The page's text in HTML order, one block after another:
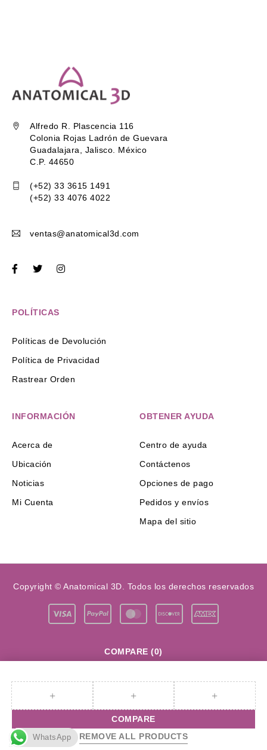
Alfredo R. Plascencia 116
Colonia Rojas Ladrón de Guevara
Guadalajara, Jalisco. México
C.P. 44650
(+52) 33 3615 1491
(+52) 33 4076 4022
ventas@anatomical3d.com
POLÍTICAS
Políticas de Devolución
Política de Privacidad
Rastrear Orden
INFORMACIÓN
Acerca de
Ubicación
Noticias
Mi Cuenta
OBTENER AYUDA
Centro de ayuda
Contáctenos
Opciones de pago
Pedidos y envíos
Mapa del sitio
Copyright © Anatomical 3D. Todos los derechos reservados
WhatsApp
COMPARE (0)
COMPARE
REMOVE ALL PRODUCTS